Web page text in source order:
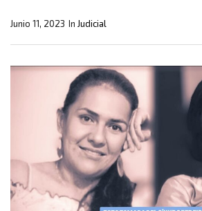
In Judicial
Junio 11, 2023